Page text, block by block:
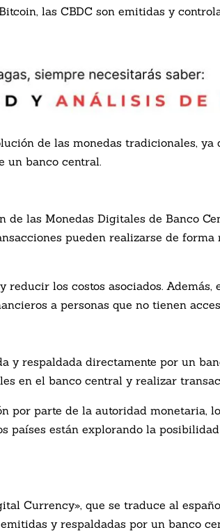
las CBDC son emitidas y
de las monedas tradicionales,
un banco central.
de las Monedas Digitales de Banco
pueden realizarse de
reducir los costos asociados.
a personas que no tienen
y respaldada directamente por un
en el banco central y realizar
por parte de la autoridad monetaria,
países están explorando la
Currency», que se traduce al
y respaldadas por un banco